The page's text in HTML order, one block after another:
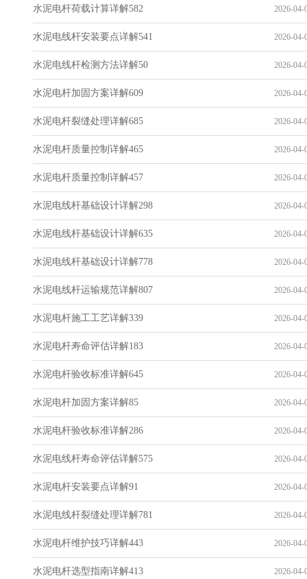
水泥电杆荷载计算详解582 2026-04-
水泥电线杆安装要点详解541 2026-04-
水泥电线杆检测方法详解50 2026-04-
水泥电杆加固方案详解609 2026-04-
水泥电杆裂缝处理详解685 2026-04-
水泥电杆质量控制详解465 2026-04-
水泥电杆质量控制详解457 2026-04-
水泥电线杆基础设计详解298 2026-04-
水泥电线杆基础设计详解635 2026-04-
水泥电线杆基础设计详解778 2026-04-
水泥电线杆运输规范详解807 2026-04-
水泥电杆施工工艺详解339 2026-04-
水泥电杆寿命评估详解183 2026-04-
水泥电杆验收标准详解645 2026-04-
水泥电杆加固方案详解85 2026-04-
水泥电杆验收标准详解286 2026-04-
水泥电线杆寿命评估详解575 2026-04-
水泥电杆安装要点详解91 2026-04-
水泥电线杆裂缝处理详解781 2026-04-
水泥电杆维护技巧详解443 2026-04-
水泥电杆选型指南详解413 2026-04-